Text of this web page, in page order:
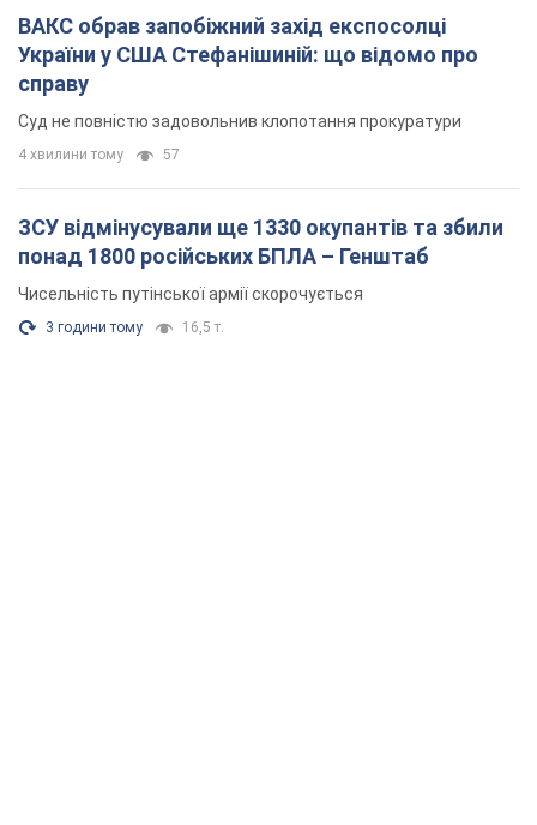
ВАКС обрав запобіжний захід експосолці
України у США Стефанішиній: що відомо про
справу
Суд не повністю задовольнив клопотання прокуратури
4 хвилини тому 57
ЗСУ відмінусували ще 1330 окупантів та збили
понад 1800 російських БПЛА – Генштаб
Чисельність путінської армії скорочується
3 години тому 16,5 т.